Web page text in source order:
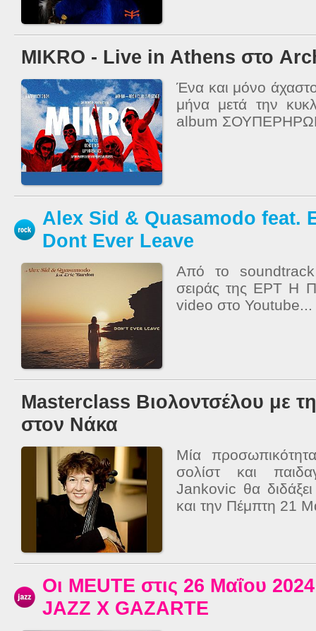
MIKRΟ - Live in Athens στο
Ένα και μόνο
μήνα μετά την
album
Alex Sid & Quasamodo feat.
Dont Ever Leave
Aπό το soundtrack
σειράς της ΕΡΤ Η
video στο Youtube...
Masterclass Βιολοντσέλου με
στον Νάκα
Μία
σολίστ και
Jankovic θα
και την Πέμπτη 21
Οι MEUTE στις 26 Μαΐου
JAZZ X GAZARTE